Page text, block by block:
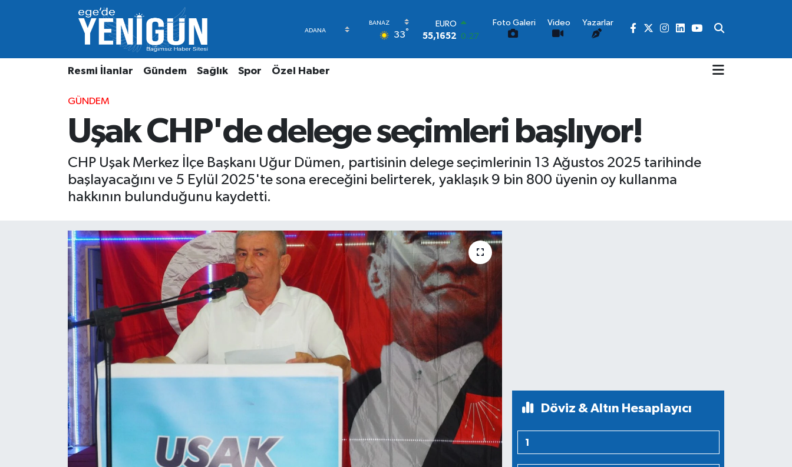
33°
STERLİN
64,4046
0.35
6618.49 2.12
47,7106
0.17
55,1652
0.27
Foto Galeri Video Yazarlar
Resmi İlanlar Gündem Sağlık Spor Özel Haber
GÜNDEM
Uşak CHP'de delege seçimleri başlıyor!
CHP Uşak Merkez İlçe Başkanı Uğur Dümen, partisinin delege seçimlerinin 13 Ağustos 2025 tarihinde
başlayacağını ve 5 Eylül 2025'te sona ereceğini belirterek, yaklaşık 9 bin 800 üyenin oy kullanma
hakkının bulunduğunu kaydetti.
Döviz & Altın Hesaplayıcı
Resmi İlanlar
Gündem
Özel Haber
Beyoğlu Nöbetçi Eczaneler
Beyoğlu Hava Durumu
Beyoğlu Trafik Yoğunluk Haritası
Süper Lig Puan Durumu ve Fikstür
Tüm Manşetler
Son Dakika Haberleri